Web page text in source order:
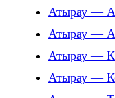
Атырау —
Атырау —
Атырау —
Атырау —